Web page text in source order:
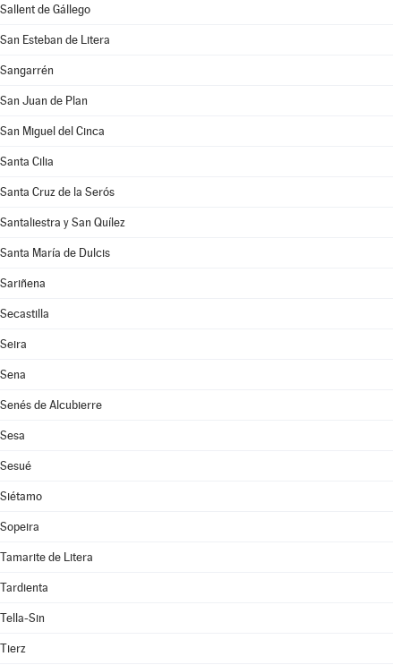
Sallent de Gállego
San Esteban de Litera
Sangarrén
San Juan de Plan
San Miguel del Cinca
Santa Cilia
Santa Cruz de la Serós
Santaliestra y San Quílez
Santa María de Dulcis
Sariñena
Secastilla
Seira
Sena
Senés de Alcubierre
Sesa
Sesué
Siétamo
Sopeira
Tamarite de Litera
Tardienta
Tella-Sin
Tierz